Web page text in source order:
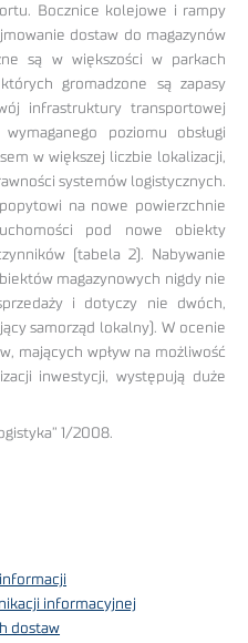
Bocznice kolejowe i rampy
dostaw do magazynów
są w większości w parkach
gromadzone są zapasy
infrastruktury transportowej
poziomu obsługi
w większej liczbie lokalizacji,
systemów logistycznych.
na nowe powierzchnie
pod nowe obiekty
(tabela 2). Nabywanie
magazynowych nigdy nie
i dotyczy nie dwóch,
samorząd lokalny). W ocenie
mających wpływ na możliwość
inwestycji, występują duże
1/2008.
informacyjnej
dostaw